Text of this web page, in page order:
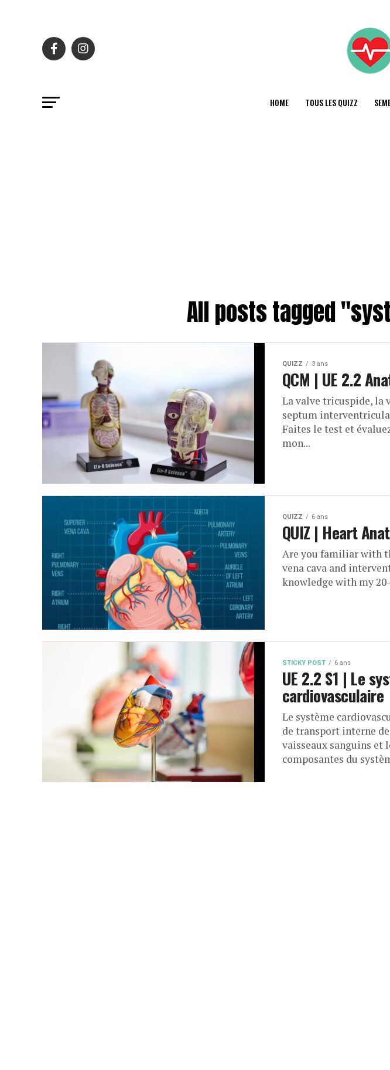
HOME TOUS LES QUIZZ
All posts tagged
QUIZZ 3 ans
QCM | UE 2.2
La valve tricuspide, la
septum
Faites le test et
mon...
QUIZZ 6 ans
QUIZ | Heart
Are you familiar with
vena cava and
knowledge with my
STICKY POST 6 ans
UE 2.2 S1 | Le
cardiovasculaire
Le système
de transport interne
vaisseaux sanguins
composantes du